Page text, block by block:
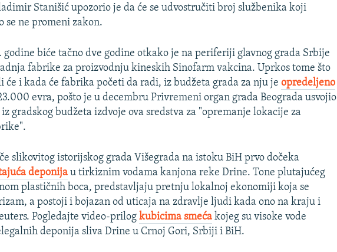
Stanišić upozorio je da će se udvostručiti broj službenika koji
se ne promeni zakon.
godine biće tačno dve godine otkako je na periferiji glavnog grada Srbije
fabrike za proizvodnju kineskih Sinofarm vakcina. Uprkos tome što
će i kada će fabrika početi da radi, iz budžeta grada za nju jeopredeljeno
evra, pošto je u decembru Privremeni organ grada Beograda usvojio
iz gradskog budžeta izdvoje ova sredstva za "opremanje lokacije za
slikovitog istorijskog grada Višegrada na istoku BiH prvo dočeka
deponija u tirkiznim vodama kanjona reke Drine. Tone plutajućeg
plastičnih boca, predstavljaju pretnju lokalnoj ekonomiji koja se
a postoji i bojazan od uticaja na zdravlje ljudi kada ono na kraju i
Pogledajte video-prilogkubicima smeća kojeg su visoke vode
deponija sliva Drine u Crnoj Gori, Srbiji i BiH.